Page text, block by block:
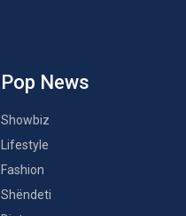
Pop News
Showbiz
Lifestyle
Fashion
Shëndeti